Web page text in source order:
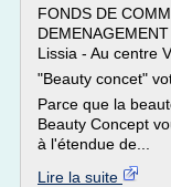
FONDS DE
Lissia - Au centre
"Beauty concet"
Parce que la
Beauty Concept
à l'étendue de...
Lire la suite